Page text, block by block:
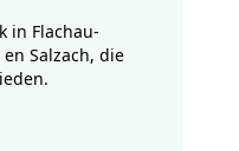
in Flachau-
Salzach, die